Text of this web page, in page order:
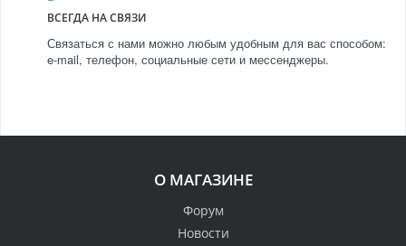
ВСЕГДА НА СВЯЗИ
Связаться с нами можно любым удобным для вас способом:
e-mail, телефон, социальные сети и мессенджеры.
О МАГАЗИНЕ
Форум
Новости